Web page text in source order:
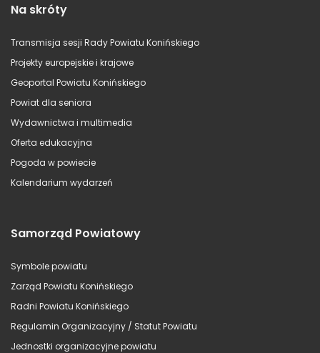
Na skróty
Transmisja sesji Rady Powiatu Konińskiego
Projekty europejskie i krajowe
Geoportal Powiatu Konińskiego
Powiat dla seniora
Wydawnictwa i multimedia
Oferta edukacyjna
Pogoda w powiecie
Kalendarium wydarzeń
Samorząd Powiatowy
Symbole powiatu
Zarząd Powiatu Konińskiego
Radni Powiatu Konińskiego
Regulamin Organizacyjny / Statut Powiatu
Jednostki organizacyjne powiatu